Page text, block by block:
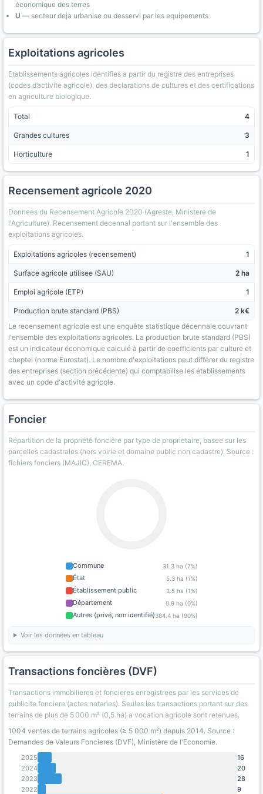
économique des terres
U — secteur deja urbanise ou desservi par les equipements
Exploitations agricoles
Etablissements agricoles identifies a partir du registre des entreprises
(codes d’activite agricole), des declarations de cultures et des certifications
en agriculture biologique.
Total 4
Grandes cultures 3
Horticulture 1
Recensement agricole 2020
Donnees du Recensement Agricole 2020 (Agreste, Ministere de
l'Agriculture). Recensement decennal portant sur l'ensemble des
exploitations agricoles.
Exploitations agricoles (recensement) 1
Surface agricole utilisee (SAU) 2 ha
Emploi agricole (ETP) 1
Production brute standard (PBS)
2 k€
Le recensement agricole est une enquête statistique décennale couvrant
l'ensemble des exploitations agricoles. La production brute standard (PBS)
est un indicateur économique calculé à partir de coefficients par culture et
cheptel (norme Eurostat). Le nombre d'exploitations peut différer du registre
des entreprises (section précédente) qui comptabilise les établissements
avec un code d'activité agricole.
Foncier
Répartition de la propriété foncière par type de proprietaire, basee sur les
parcelles cadastrales (hors voirie et domaine public non cadastre). Source :
fichiers fonciers (MAJIC), CEREMA.
Commune 31.3 ha (7%)
État 5.3 ha (1%)
Établissement public 3.5 ha (1%)
Département 0.9 ha (0%)
Autres (privé, non identifié)384.4 ha (90%)
Voir les données en tableau
Transactions foncières (DVF)
Transactions immobilieres et foncieres enregistrees par les services de
publicite fonciere (actes notaries). Seules les transactions portant sur des
terrains de plus de 5 000 m² (0,5 ha) a vocation agricole sont retenues.
1004 ventes de terrains agricoles (≥ 5 000 m²) depuis 2014. Source :
Demandes de Valeurs Foncieres (DVF), Ministère de l'Economie.
2025
16
2024
20
2023
28
2022
9